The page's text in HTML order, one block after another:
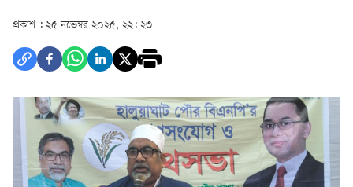
প্রকাশ : ২৫ নভেম্বর ২০২৫, ২২: ২৩